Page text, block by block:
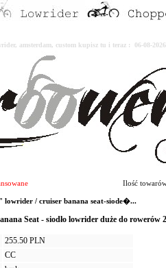
amsterdam, custom kupisz tu i teraz : 06-08-
Ilość
lowrider / cruiser banana seat-siode�...
Seat - siodło lowrider duże do
255.50 PLN
CC